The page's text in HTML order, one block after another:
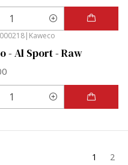
| Kaweco
- Al Sport - Raw
1 2